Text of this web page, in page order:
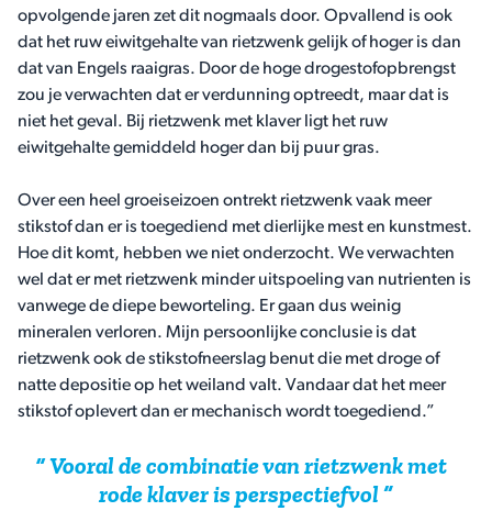
opvolgende jaren zet dit nogmaals door. Opvallend is ook
dat het ruw eiwitgehalte van rietzwenk gelijk of hoger is dan
dat van Engels raaigras. Door de hoge drogestofopbrengst
zou je verwachten dat er verdunning optreedt, maar dat is
niet het geval. Bij rietzwenk met klaver ligt het ruw
eiwitgehalte gemiddeld hoger dan bij puur gras.
Over een heel groeiseizoen ontrekt rietzwenk vaak meer
stikstof dan er is toegediend met dierlijke mest en kunstmest.
Hoe dit komt, hebben we niet onderzocht. We verwachten
wel dat er met rietzwenk minder uitspoeling van nutrienten is
vanwege de diepe beworteling. Er gaan dus weinig
mineralen verloren. Mijn persoonlijke conclusie is dat
rietzwenk ook de stikstofneerslag benut die met droge of
natte depositie op het weiland valt. Vandaar dat het meer
stikstof oplevert dan er mechanisch wordt toegediend.”
Vooral de combinatie van rietzwenk met
rode klaver is perspectiefvol